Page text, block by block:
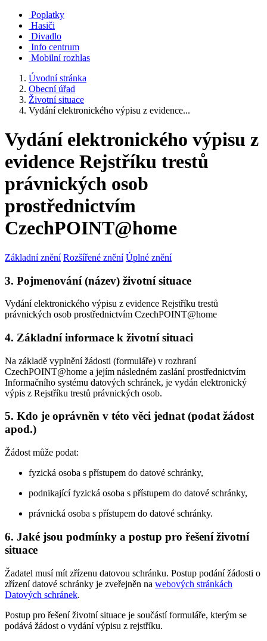
Poplatky
Hasiči
Divadlo
Info centrum
Mobilní rozhlas
Úvodní stránka
Obecní úřad
Životní situace
Vydání elektronického výpisu z evidence...
Vydání elektronického výpisu z
evidence Rejstříku trestů
právnických osob
prostřednictvím
CzechPOINT@home
Základní znění Rozšířené znění Úplné znění
3. Pojmenování (název) životní situace
Vydání elektronického výpisu z evidence Rejstříku trestů
právnických osob prostřednictvím CzechPOINT@home
4. Základní informace k životní situaci
Na základě vyplnění žádosti (formuláře) v rozhraní
CzechPOINT@home a jejím následném zaslání prostřednictvím
Informačního systému datových schránek, je vydán elektronický
výpis z Rejstříku trestů právnických osob.
5. Kdo je oprávněn v této věci jednat (podat žádost
apod.)
Žádost může podat:
fyzická osoba s přístupem do datové schránky,
podnikající fyzická osoba s přístupem do datové schránky,
právnická osoba s přístupem do datové schránky.
6. Jaké jsou podmínky a postup pro řešení životní
situace
Žadatel musí mít zřízenu datovou schránku. Postup podání žádosti o
zřízení datové schránky je zveřejněn na webových stránkách
Datových schránek.
Postup pro řešení životní situace je součástí formuláře, kterým se
podává žádost o vydání výpisu z rejstříku.